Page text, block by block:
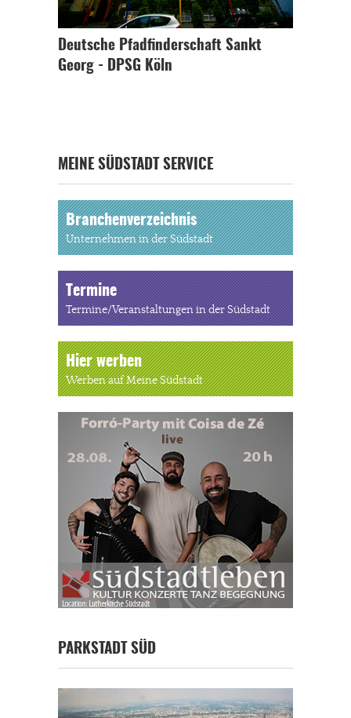
Deutsche Pfadfinderschaft Sankt
Georg - DPSG Köln
MEINE SÜDSTADT SERVICE
Branchenverzeichnis
Unternehmen in der Südstadt
Termine
Termine/Veranstaltungen in der Südstadt
Hier werben
Werben auf Meine Südstadt
PARKSTADT SÜD